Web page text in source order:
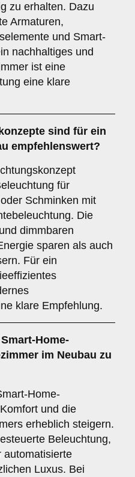
zu erhalten. Dazu
Armaturen,
und Smart-
nachhaltiges und
ist eine
eine klare
sind für ein
empfehlenswert?
für
Schminken mit
Die
dimmbaren
sparen als auch
Für ein
klare Empfehlung.
Home-
im Neubau zu
Home-
und die
erheblich steigern.
Beleuchtung,
automatisierte
Luxus. Bei